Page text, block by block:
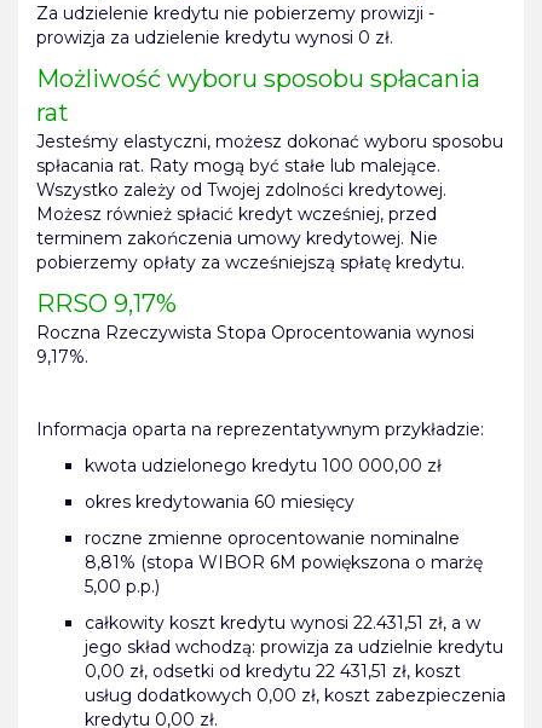
Za udzielenie kredytu nie pobierzemy prowizji -
prowizja za udzielenie kredytu wynosi 0 zł.
Możliwość wyboru sposobu spłacania
rat
Jesteśmy elastyczni, możesz dokonać wyboru sposobu
spłacania rat. Raty mogą być stałe lub malejące.
Wszystko zależy od Twojej zdolności kredytowej.
Możesz również spłacić kredyt wcześniej, przed
terminem zakończenia umowy kredytowej. Nie
pobierzemy opłaty za wcześniejszą spłatę kredytu.
RRSO 9,17%
Roczna Rzeczywista Stopa Oprocentowania wynosi
9,17%.
Informacja oparta na reprezentatywnym przykładzie:
kwota udzielonego kredytu 100 000,00 zł
okres kredytowania 60 miesięcy
roczne zmienne oprocentowanie nominalne
8,81% (stopa WIBOR 6M powiększona o marżę
5,00 p.p.)
całkowity koszt kredytu wynosi 22.431,51 zł, a w
jego skład wchodzą: prowizja za udzielnie kredytu
0,00 zł, odsetki od kredytu 22 431,51 zł, koszt
usług dodatkowych 0,00 zł, koszt zabezpieczenia
kredytu 0,00 zł.